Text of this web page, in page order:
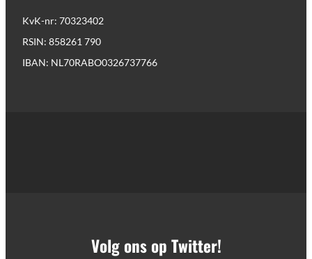
KvK-nr: 70323402
RSIN: 858261 790
IBAN: NL70RABO0326737766
Volg ons op Twitter!